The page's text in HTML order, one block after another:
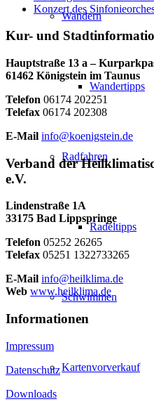
Wandern
Wandertipps
Radfahren
Radeltipps
Schwimmen
Kartenvorverkauf
Konzert des
Kur- und
Hauptstraße 13 a –
61462 Königstein im Taunus
Telefon 06174 202251
Telefax 06174 202308
E-Mail info@koenigstein.de
Verband der
e.V.
Lindenstraße 1A
33175 Bad Lippspringe
Telefon 05252 26265
Telefax 05251 1322733265
E-Mail info@heilklima.de
Web www.heilklima.de
Informationen
Impressum
Datenschutz
Downloads